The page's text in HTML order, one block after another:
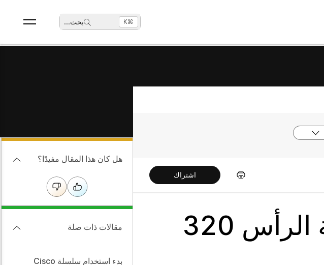
بحث... ⌘K
اشتراك
Cisco ملاحظات إصدار سماعة الرأس 320
هل كان هذا المقال مفيدًا؟
مقالات ذات صلة
بدء استخدام سلسلة Cisco